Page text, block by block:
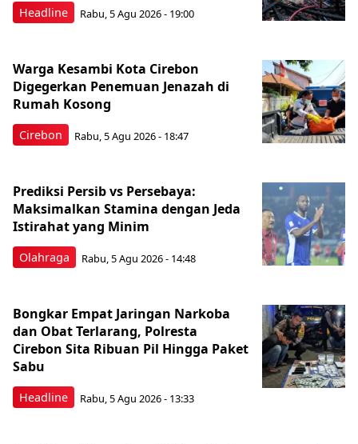
Headline Rabu, 5 Agu 2026 - 19:00
Cirebon
Warga Kesambi Kota Cirebon
Digegerkan Penemuan Jenazah di
Rumah Kosong
Rabu, 5 Agu 2026 - 18:47
Olahraga
Prediksi Persib vs Persebaya:
Maksimalkan Stamina dengan Jeda
Istirahat yang Minim
Rabu, 5 Agu 2026 - 14:48
Headline
Bongkar Empat Jaringan Narkoba
dan Obat Terlarang, Polresta
Cirebon Sita Ribuan Pil Hingga Paket
Sabu
Rabu, 5 Agu 2026 - 13:33